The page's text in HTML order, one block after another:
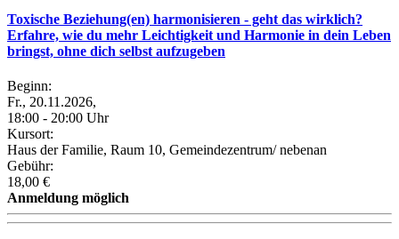
Toxische Beziehung(en) harmonisieren - geht das wirklich?
Erfahre, wie du mehr Leichtigkeit und Harmonie in dein Leben
bringst, ohne dich selbst aufzugeben
Beginn:
Fr., 20.11.2026,
18:00 - 20:00 Uhr
Kursort:
Haus der Familie, Raum 10, Gemeindezentrum/ nebenan
Gebühr:
18,00 €
Anmeldung möglich